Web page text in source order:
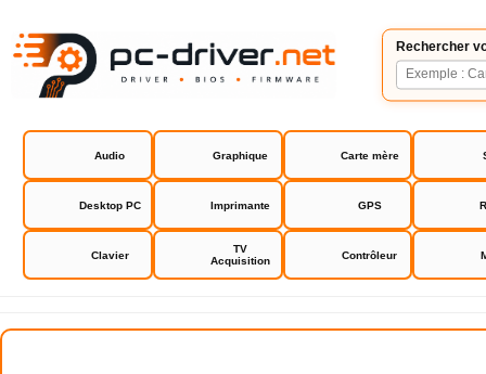
Rechercher
Audio Graphique Carte mère
Desktop PC Imprimante GPS
Clavier
TV
Acquisition
Contrôleur
Citizen Systems